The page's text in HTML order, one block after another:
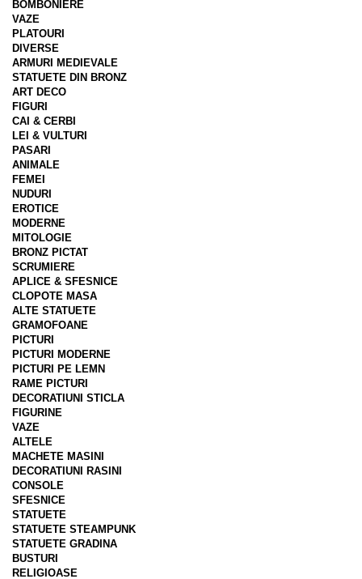
BOMBONIERE
VAZE
PLATOURI
DIVERSE
ARMURI MEDIEVALE
STATUETE DIN BRONZ
ART DECO
FIGURI
CAI & CERBI
LEI & VULTURI
PASARI
ANIMALE
FEMEI
NUDURI
EROTICE
MODERNE
MITOLOGIE
BRONZ PICTAT
SCRUMIERE
APLICE & SFESNICE
CLOPOTE MASA
ALTE STATUETE
GRAMOFOANE
PICTURI
PICTURI MODERNE
PICTURI PE LEMN
RAME PICTURI
DECORATIUNI STICLA
FIGURINE
VAZE
ALTELE
MACHETE MASINI
DECORATIUNI RASINI
CONSOLE
SFESNICE
STATUETE
STATUETE STEAMPUNK
STATUETE GRADINA
BUSTURI
RELIGIOASE